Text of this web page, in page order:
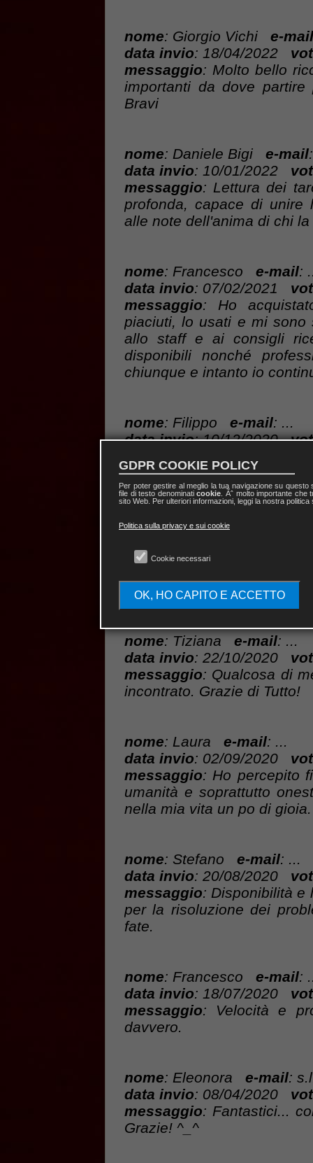
nome: Giorgio Vichi e-mail
data invio: 18/04/2022
messaggio: Molto bello
importanti da dove
Bravi
nome: Daniele Bigi e-mail
data invio: 10/01/2022
messaggio: Lettura dei
profonda, capace di unire
alle note dell'anima di chi
nome: Francesco e-mail:
data invio: 07/02/2021
messaggio: Ho
piaciuti, lo usati e mi sono
allo staff e ai consigli
disponibili nonché
chiunque e intanto io
nome: Filippo e-mail: ...
data invio: 10/12/2020
velocissimi..!! :-) a presto!!
nome: Luciana
messaggio: Non
umanità. Senza dubbio i
nome: Tiziana e-mail: ...
data invio: 22/10/2020
messaggio: Qualcosa di
incontrato. Grazie di Tutto!
nome: Laura e-mail: ...
data invio: 02/09/2020
messaggio: Ho percepito
umanità e soprattutto
nella mia vita un po di
nome: Stefano e-mail: ...
data invio: 20/08/2020
messaggio: Disponibilità e
per la risoluzione dei
fate.
nome: Francesco e-mail:
data invio: 18/07/2020
messaggio: Velocità e
davvero.
nome: Eleonora e-mail:
data invio: 08/04/2020
messaggio: Fantastici...
Grazie! ^_^
GDPR COOKIE POLICY
Per poter gestire al meglio la tua navigazione su
file di testo denominaticookie. Ãˆ molto importante che
sito Web. Per ulteriori informazioni, leggi la nostra
Politica sulla privacy e sui cookie
Cookie necessari
OK, HO CAPITO E ACCETTO